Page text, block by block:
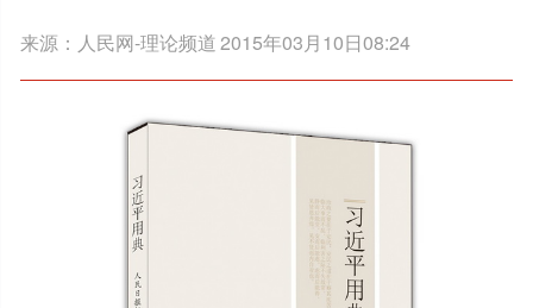
来源： 人民网-理论频道2015年03月10日08:24